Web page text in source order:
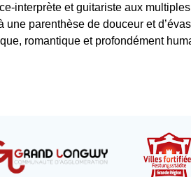
interprète et guitariste aux
parenthèse de douceur et
romantique et profondément